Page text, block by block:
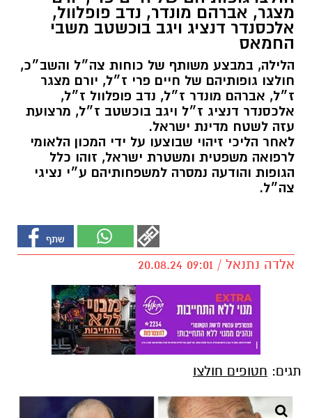
מצגר, אברהם מונדר, נדב פופלוול,
אלכסנדר דנציג ויגב בוכשטב משבי
החמאס
הלילה, במבצע משותף של כוחות צה״ל והשב״כ,
חולצו גופותיהם של חיים פרי ז״ל, יורם מצגר
ז״ל, אברהם מונדר ז״ל, נדב פופלוול ז״ל,
אלכסנדר דנציג ז״ל ויגב בוכשטב ז״ל, מרצועת
עזה לשטח מדינת ישראל.
לאחר הליכי זיהוי שבוצעו על ידי המכון הלאומי
לרפואה משפטית ומשטרת ישראל, זוהו כלל
הגופות והודעה נמסרה למשפחותיהם ע״י נציגי
צה״ל.
אלדה נתנאל / 09:01 20.08.24
תגים: חטופים חולצו